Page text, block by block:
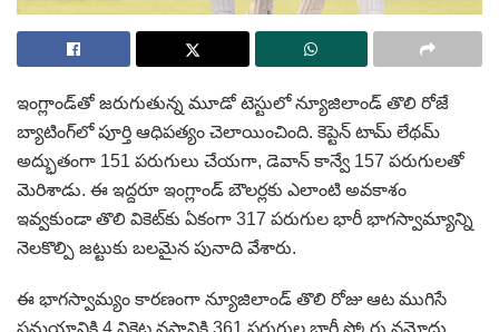
ఇంగ్లాండ్‌తో జరుగుతున్న మూడో టెస్టులో న్యూజిలాండ్ తొలి రోజే
బ్యాటింగ్‌లో పూర్తి ఆధిపత్యం చెలాయించింది. కెప్టెన్ టామ్ లేథమ్
అద్భుతంగా 151 పరుగులు చేయగా, డెవాన్ కాన్వే 157 పరుగులతో
మెరిశాడు. ఈ ఇద్దరూ ఇంగ్లాండ్ బౌలర్లకు ఎలాంటి అవకాశం
ఇవ్వకుండా తొలి వికెట్‌కు ఏకంగా 317 పరుగుల భారీ భాగస్వామ్యాన్ని
నెలకొల్పి జట్టుకు బలమైన పునాది వేశారు.
ఈ భాగస్వామ్యం కారణంగా న్యూజిలాండ్ తొలి రోజు ఆట ముగిసే
సమయానికి 4 వికెట్ల నష్టానికి 361 పరుగుల భారీ స్కోరు నమోదు